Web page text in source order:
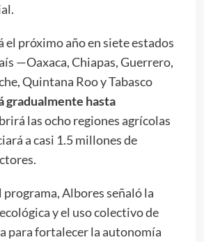
el próximo año en siete estados
—Oaxaca, Chiapas, Guerrero,
Quintana Roo y Tabasco
gradualmente hasta
las ocho regiones agrícolas
a casi 1.5 millones de
programa, Albores señaló la
y el uso colectivo de
para fortalecer la autonomía